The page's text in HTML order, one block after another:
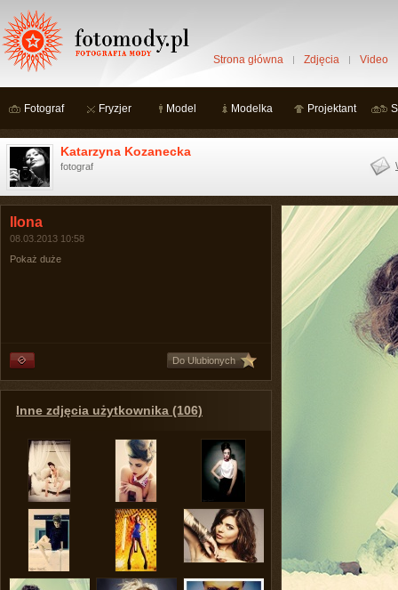
Strona główna Zdjęcia Video
Fotograf Fryzjer Model Modelka Projektant
Katarzyna Kozanecka
fotograf
Ilona
08.03.2013 10:58
Pokaż duże
Do Ulubionych
Inne zdjęcia użytkownika (106)